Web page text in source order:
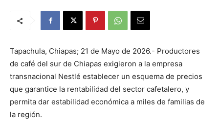
Tapachula, Chiapas; 21 de Mayo de 2026.- Productores
de café del sur de Chiapas exigieron a la empresa
transnacional Nestlé establecer un esquema de precios
que garantice la rentabilidad del sector cafetalero, y
permita dar estabilidad económica a miles de familias de
la región.